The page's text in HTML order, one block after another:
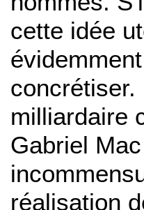
cette idée
concrétiser.
milliardaire
Gabriel
réalisation